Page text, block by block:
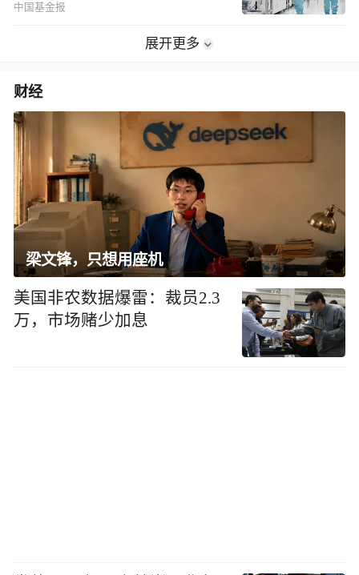
中国基金报
展开更多
财经
梁文锋，只想用座机
美国非农数据爆雷：裁员2.3
万，市场赌少加息